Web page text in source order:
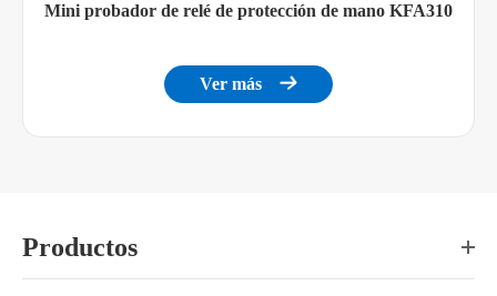
Mini probador de relé de protección de mano KFA310
Ver más 
Productos